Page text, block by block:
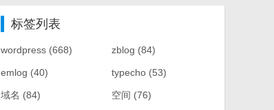
标签列表
wordpress(668) zblog (84)
emlog (40) typecho (53)
域名 (84) 空间 (76)